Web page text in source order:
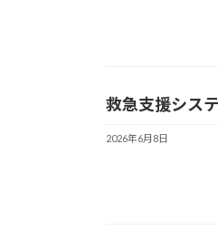
救急支援シス
2026年6月8日